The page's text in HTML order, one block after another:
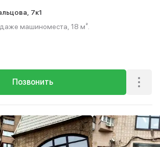
7к1
машиноместа, 18 м².
Позвонить